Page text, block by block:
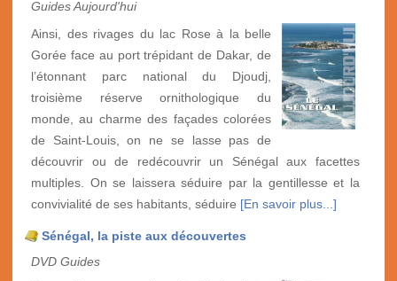
Guides Aujourd'hui
Ainsi, des rivages du lac Rose à la belle
Gorée face au port trépidant de Dakar, de
l’étonnant parc national du Djoudj,
troisième réserve ornithologique du
monde, au charme des façades colorées
de Saint-Louis, on ne se lasse pas de
découvrir ou de redécouvrir un Sénégal aux facettes
multiples. On se laissera séduire par la gentillesse et la
convivialité de ses habitants, séduire [En savoir plus...]
Sénégal, la piste aux découvertes
DVD Guides